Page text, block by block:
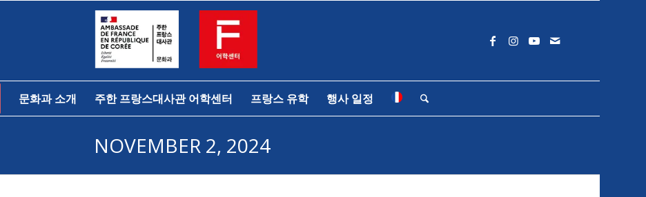
문화과 소개 주한 프랑스대사관 어학센터 프랑스 유학 행사 일정
NOVEMBER 2, 2024